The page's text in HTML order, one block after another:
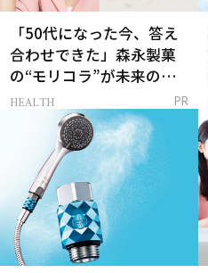
「50代になった今、答え
合わせできた」森永製菓
の“モリコラ”が未来のキ
レイを連れてくる！
HEALTH PR